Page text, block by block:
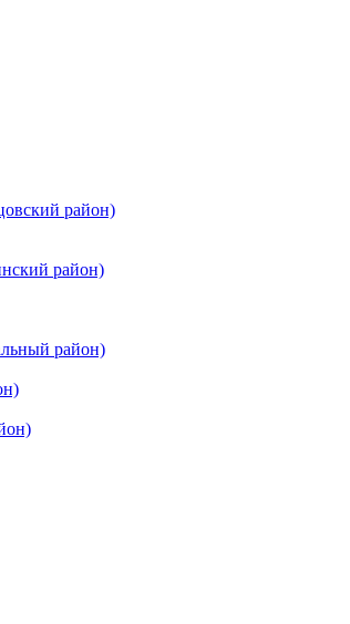
район)
район)
район)